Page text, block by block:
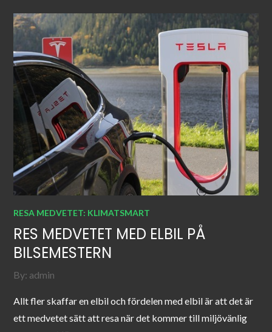
RESA MEDVETET: KLIMATSMART
RES MEDVETET MED ELBIL PÅ
BILSEMESTERN
By: admin
Allt fler skaffar en elbil och fördelen med elbil är att det är
ett medvetet sätt att resa när det kommer till miljövänlig